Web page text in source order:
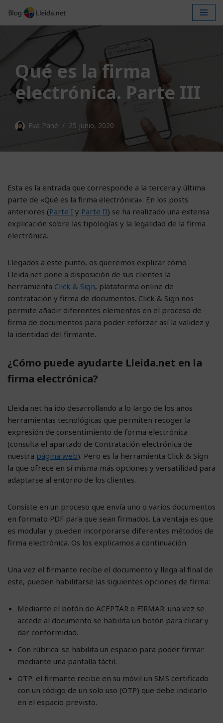
Saltar
Qué es la firma
electrónica. Parte III
Eva Pané 25 junio, 2020
Esta es la entrada que corresponde a la tercera y última
parte de «Qué es la firma electrónica». En los posts
anteriores (Parte I y Parte II) se ha realizado una extensa
explicación sobre las tipologías y la legalidad de la firma
electrónica.
Llegados a este punto, os queremos explicar cómo
Lleida.net pone a disposición de sus clientes la
herramienta Click & Sign, plataforma online de
contratación y firma de documentos. Click & Sign nos
permite añadir diferentes elementos en el proceso de
firma de documentos para poder reforzar así la validez y
la identidad del firmante.
¿Cómo puede ayudarte Lleida.net en la
firma electrónica?
Lleida.net ha ido desarrollando a lo largo de los años
herramientas tecnológicas que permiten recoger la
expresión de consentimiento de forma electrónica
(consulta el apartado de Contratación electrónica de
nuestra página web). Pero es la herramienta Click & Sign
la que ofrece en sí misma más opciones y versatilidad para
adaptarse al entorno de los clientes.
Consiste en un proceso que envía uno o varios documentos
en formato PDF para que sean firmados. La ventaja es que
es modular y pueden incorporarse diferentes métodos de
firma electrónica. Os los explicamos a continuación.
Una vez el firmante recibe el documento y llega al final de
este, pueden habilitarse las siguientes opciones de firma:
Mediante el botón de ACEPTAR o FIRMAR: una vez se
accede al documento se habilita un botón para clicar y
dar conformidad.
Con rúbrica: se habilita un espacio para poder firmar
mediante una pantalla táctil.
OTP: el firmante recibe en su móvil un SMS certificado
con un código de un solo uso (OTP) que debe indicarlo
en el espacio previsto.